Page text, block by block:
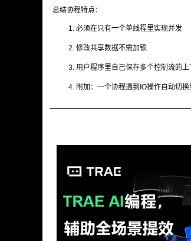
总结协程特点：
必须在只有一个单线程里实现并发
修改共享数据不需加锁
用户程序里自己保存多个控制流的上
附加：一个协程遇到IO操作自动切